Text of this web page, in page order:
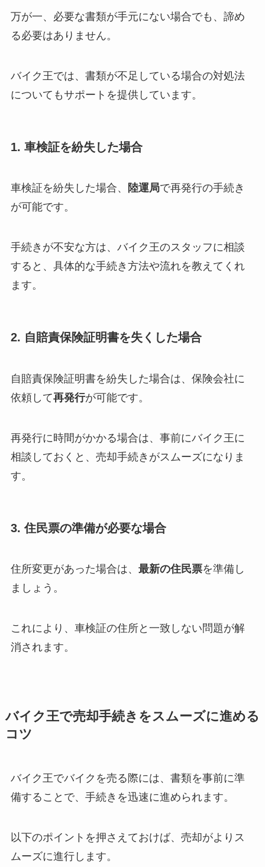
万が一、必要な書類が手元にない場合でも、諦め
る必要はありません。
バイク王では、書類が不足している場合の対処法
についてもサポートを提供しています。
1. 車検証を紛失した場合
車検証を紛失した場合、 陸運局で再発行の手続き
が可能です。
手続きが不安な方は、バイク王のスタッフに相談
すると、具体的な手続き方法や流れを教えてくれ
ます。
2. 自賠責保険証明書を失くした場合
自賠責保険証明書を紛失した場合は、保険会社に
依頼して再発行が可能です。
再発行に時間がかかる場合は、事前にバイク王に
相談しておくと、売却手続きがスムーズになりま
す。
3. 住民票の準備が必要な場合
住所変更があった場合は、 最新の住民票を準備し
ましょう。
これにより、車検証の住所と一致しない問題が解
消されます。
バイク王で売却手続きをスムーズに進める
コツ
バイク王でバイクを売る際には、書類を事前に準
備することで、手続きを迅速に進められます。
以下のポイントを押さえておけば、売却がよりス
ムーズに進行します。